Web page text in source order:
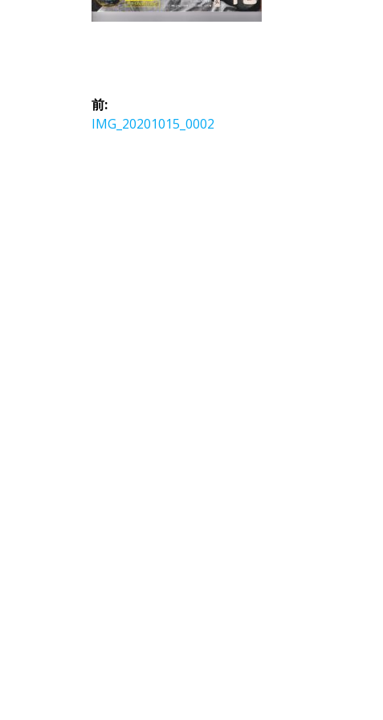
投
稿
前:
前
IMG_20201015_0002